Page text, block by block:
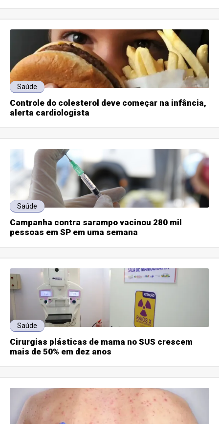
Saúde
Controle do colesterol deve começar na infância,
alerta cardiologista
Saúde
Campanha contra sarampo vacinou 280 mil
pessoas em SP em uma semana
Saúde
Cirurgias plásticas de mama no SUS crescem
mais de 50% em dez anos